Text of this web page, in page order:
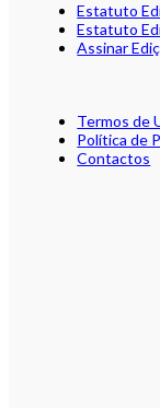
Estatuto
Estatuto
Assinar
Termos de
Política de
Contactos